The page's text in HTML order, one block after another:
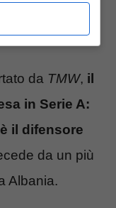
possa
da TMW, il
in Serie A:
il difensore
da un più
Albania.